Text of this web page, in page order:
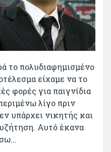
το πολυδιαφημισμένο
είχαμε να το
φορές για παιγνίδια
λίγο πριν
υπάρχει νικητής και
Αυτό έκανα